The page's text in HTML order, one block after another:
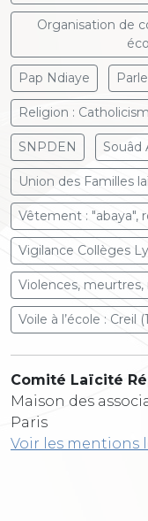
Organisation de
Pap Ndiaye
Religion :
SNPDEN Souâd
Union des Familles
Vêtement : "abaya",
Vigilance Collèges
Violences,
Voile à l’école : Creil
Comité Laïcité
Maison des
Paris
Voir les mentions